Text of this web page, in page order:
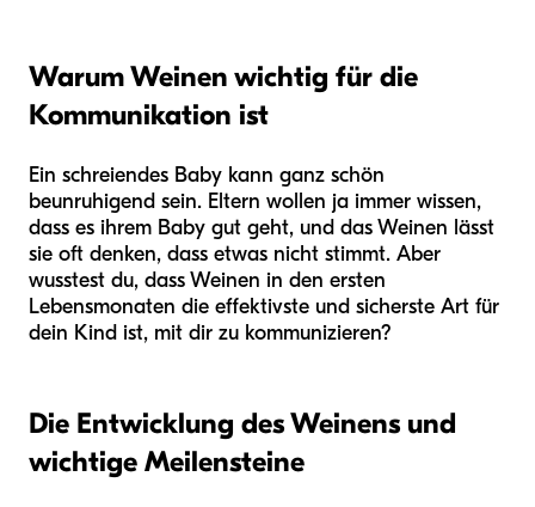
Warum Weinen wichtig für die
Kommunikation ist
Ein schreiendes Baby kann ganz schön
beunruhigend sein. Eltern wollen ja immer wissen,
dass es ihrem Baby gut geht, und das Weinen lässt
sie oft denken, dass etwas nicht stimmt. Aber
wusstest du, dass Weinen in den ersten
Lebensmonaten die effektivste und sicherste Art für
dein Kind ist, mit dir zu kommunizieren?
Die Entwicklung des Weinens und
wichtige Meilensteine